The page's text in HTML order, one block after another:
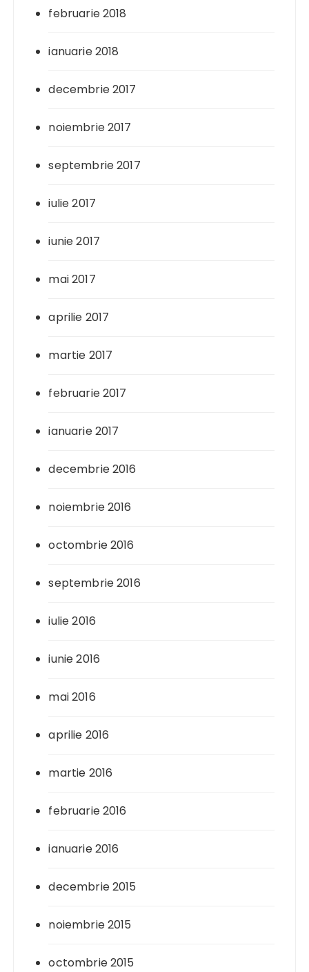
februarie 2018
ianuarie 2018
decembrie 2017
noiembrie 2017
septembrie 2017
iulie 2017
iunie 2017
mai 2017
aprilie 2017
martie 2017
februarie 2017
ianuarie 2017
decembrie 2016
noiembrie 2016
octombrie 2016
septembrie 2016
iulie 2016
iunie 2016
mai 2016
aprilie 2016
martie 2016
februarie 2016
ianuarie 2016
decembrie 2015
noiembrie 2015
octombrie 2015